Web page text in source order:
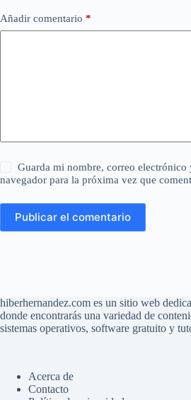
Añadir comentario *
Guarda mi nombre, correo electrónico
navegador para la próxima vez que
Publicar el comentario
hiberhernandez.com es un sitio web
donde encontrarás una variedad de
sistemas operativos, software gratuito y
Acerca de
Contacto